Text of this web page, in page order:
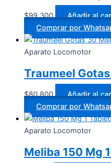
$99.300
Añadir al
Comprar por
Aparato Locomotor
Traumeel
$80.800
Añadir al
Comprar por
Aparato Locomotor
Meliba 150 Mg